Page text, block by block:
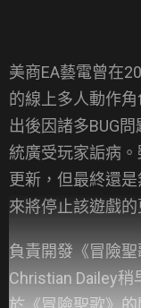
美商EA藝電曾在
的線上多人動作
出後因諸多BUG
統廣受玩家詬病
更新，但最終還
來將停止該遊戲的
負責開發《冒險
Christian Dailey